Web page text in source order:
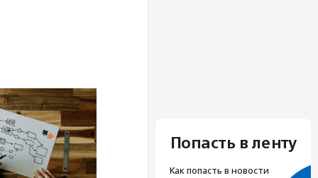
Попасть в ленту
Как попасть в новости